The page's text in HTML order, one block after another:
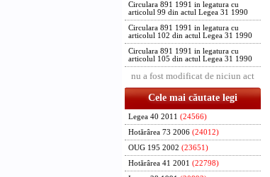
Circulara 891 1991 in legatura cu
articolul 99 din actul Legea 31 1990
Circulara 891 1991 in legatura cu
articolul 102 din actul Legea 31 1990
Circulara 891 1991 in legatura cu
articolul 105 din actul Legea 31 1990
nu a fost modificat de niciun act
Cele mai căutate legi
Legea 40 2011 (24566)
Hotărârea 73 2006 (24012)
OUG 195 2002 (23651)
Hotărârea 41 2001 (22798)